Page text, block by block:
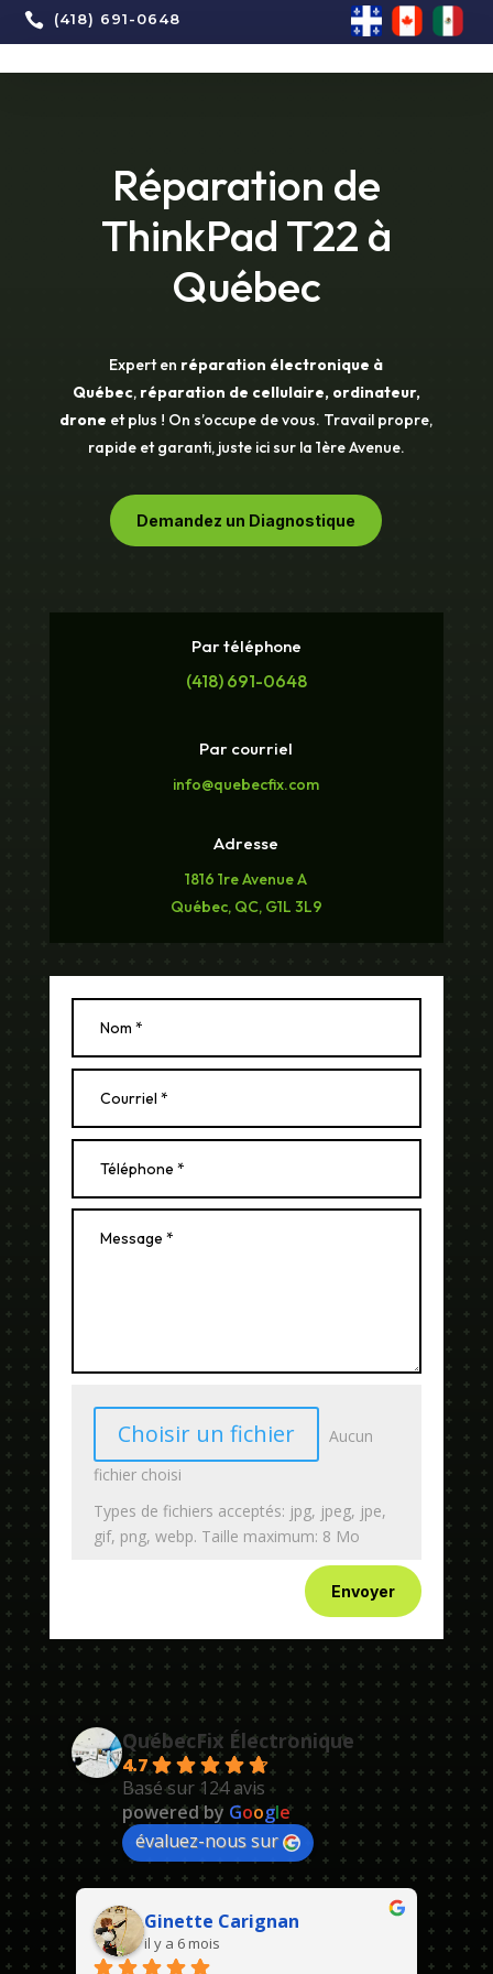
 (418) 691-0648
Réparation de
ThinkPad T22 à
Québec
Expert en réparation électronique à
Québec, réparation de cellulaire, ordinateur,
drone et plus ! On s’occupe de vous. Travail propre,
rapide et garanti, juste ici sur la 1ère Avenue.
Demandez un Diagnostique
Par téléphone
(418) 691-0648
Par courriel
info@quebecfix.com
Adresse
1816 1re Avenue A
Québec, QC, G1L 3L9
Choisir un fichier
Aucun
fichier choisi
Types de fichiers acceptés: jpg, jpeg, jpe,
gif, png, webp. Taille maximum: 8 Mo
Envoyer
QuébecFix Électronique
4.7
Basé sur 124 avis
powered by Google
évaluez-nous sur
Ginette Carignan
il y a 6 mois